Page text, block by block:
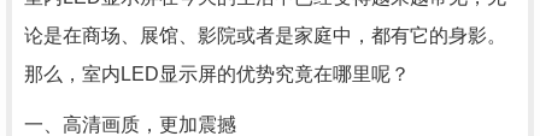
论是在商场、展馆、影院或者是家庭中，都有它的身影。
那么，室内LED显示屏的优势究竟在哪里呢？
一、高清画质，更加震撼